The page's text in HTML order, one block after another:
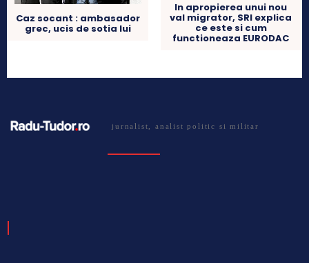
Caz socant : ambasador
grec, ucis de sotia lui
In apropierea unui nou
val migrator, SRI explica
ce este si cum
functioneaza EURODAC
jurnalist, analist politic si militar